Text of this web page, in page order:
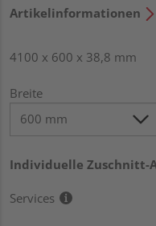
Artikelinformationen
4100 x 600 x 38,8 mm
Breite
Individuelle Zuschnitt-
Services